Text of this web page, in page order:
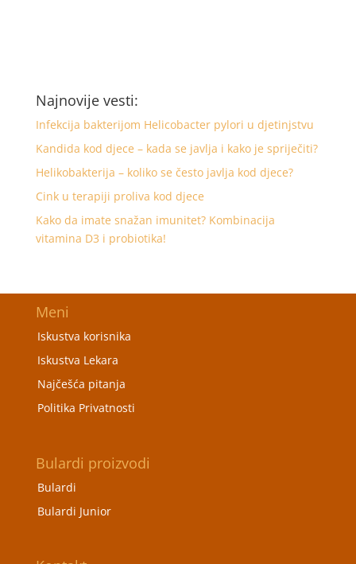
Najnovije vesti:
Infekcija bakterijom Helicobacter pylori u djetinjstvu
Kandida kod djece – kada se javlja i kako je spriječiti?
Helikobakterija – koliko se često javlja kod djece?
Cink u terapiji proliva kod djece
Kako da imate snažan imunitet? Kombinacija
vitamina D3 i probiotika!
Meni
Iskustva korisnika
Iskustva Lekara
Najčešća pitanja
Politika Privatnosti
Bulardi proizvodi
Bulardi
Bulardi Junior